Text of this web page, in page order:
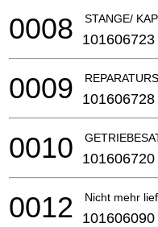
STANGE/
0008 101606723
0009 101606728
0010 101606720
Nicht mehr
0012 101606090